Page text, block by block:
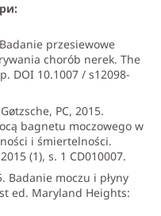
przesiewowe
chorób nerek. The
DOI 10.1007 / s12098-
PC, 2015.
bagnetu moczowego w
i śmiertelności.
(1), s. 1 CD010007.
Badanie moczu i płyny
ed. Maryland Heights: